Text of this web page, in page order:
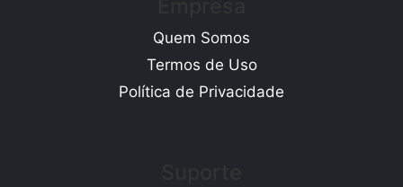
Quem Somos
Termos de Uso
Política de Privacidade